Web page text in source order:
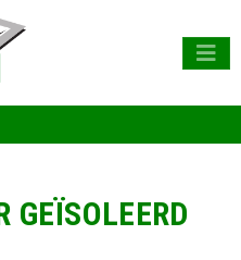
GEÏSOLEERD